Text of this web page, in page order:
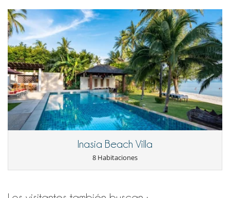
Inasia Beach Villa
8 Habitaciones